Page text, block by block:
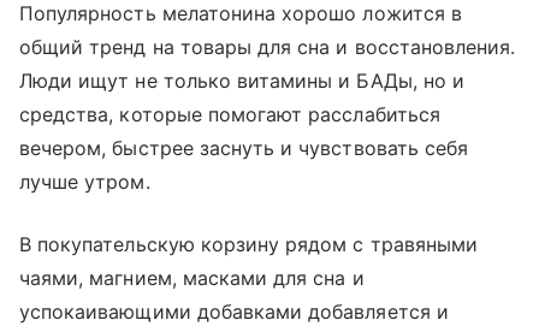
Популярность мелатонина хорошо ложится в
общий тренд на товары для сна и восстановления.
Люди ищут не только витамины и БАДы, но и
средства, которые помогают расслабиться
вечером, быстрее заснуть и чувствовать себя
лучше утром.
В покупательскую корзину рядом с травяными
чаями, магнием, масками для сна и
успокаивающими добавками добавляется и